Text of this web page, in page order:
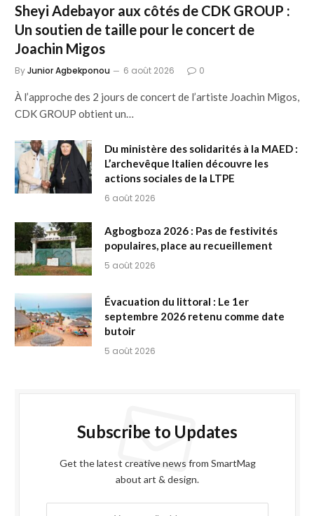
Sheyi Adebayor aux côtés de CDK GROUP :
Un soutien de taille pour le concert de
Joachin Migos
ByJunior Agbekponou 6 août 2026 0
À l’approche des 2 jours de concert de l’artiste Joachin Migos,
CDK GROUP obtient un…
Du ministère des solidarités à la MAED :
L’archevêque Italien découvre les
actions sociales de la LTPE
6 août 2026
Agbogboza 2026 : Pas de festivités
populaires, place au recueillement
5 août 2026
Évacuation du littoral : Le 1er
septembre 2026 retenu comme date
butoir
5 août 2026
Subscribe to Updates
Get the latest creative news from SmartMag
about art & design.